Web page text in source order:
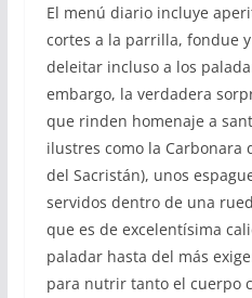
El menú diario incluye
cortes a la parrilla, fondue
deleitar incluso a los
embargo, la verdadera
que rinden homenaje a
ilustres como la Carbonara
del Sacristán), unos
servidos dentro de una
que es de excelentísima
paladar hasta del más
para nutrir tanto el cuerpo